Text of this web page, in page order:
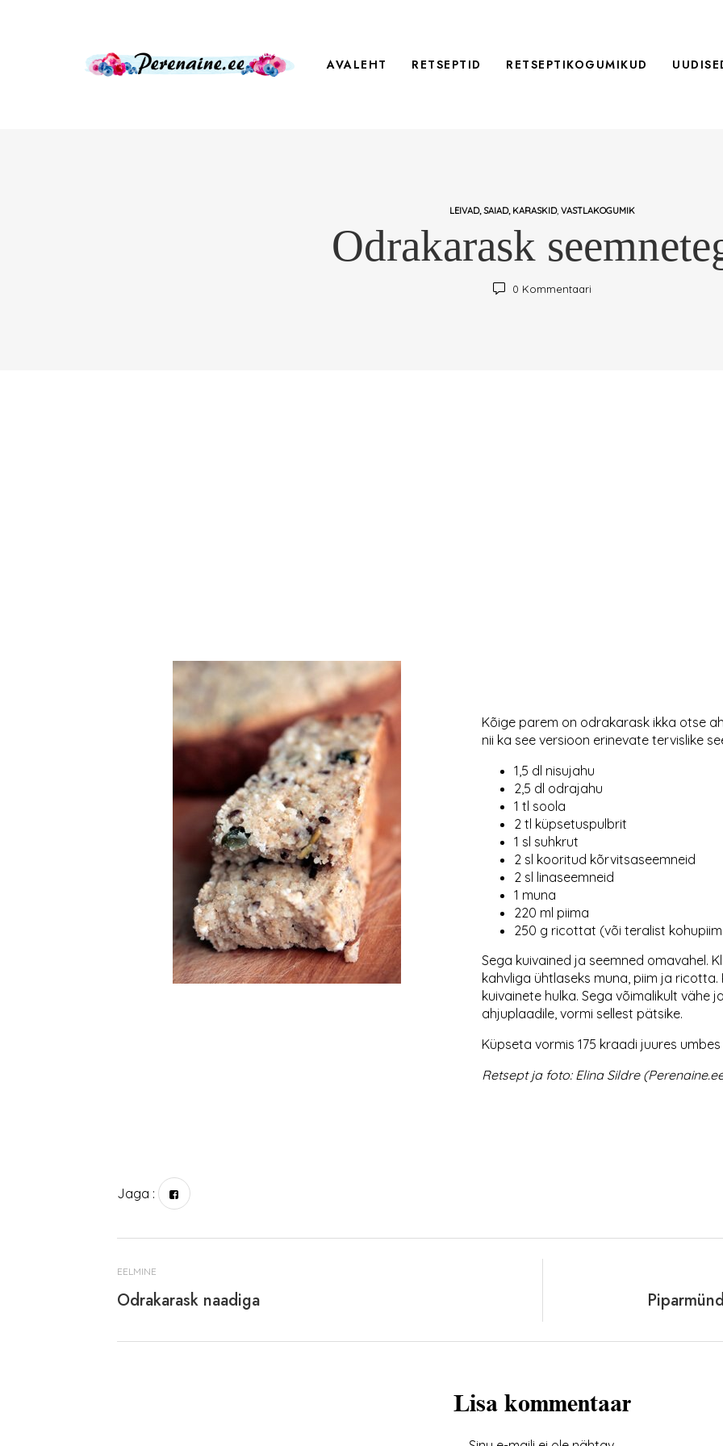
AVALEHT RETSEPTID RETSEPTIKOGUMIKUD
LEIVAD, SAIAD, KARASKID, VASTLAKOGUMIK
Odrakarask
0 Kommentaari
Kõige parem on odrakarask ikka otse
nii ka see versioon erinevate tervislike
1,5 dl nisujahu
2,5 dl odrajahu
1 tl soola
2 tl küpsetuspulbrit
1 sl suhkrut
2 sl kooritud kõrvitsaseemneid
2 sl linaseemneid
1 muna
220 ml piima
250 g ricottat (või teralist
Sega kuivained ja seemned omavahel.
kahvliga ühtlaseks muna, piim ja ricotta.
kuivainete hulka. Sega võimalikult vähe
ahjuplaadile, vormi sellest pätsike.
Küpseta vormis 175 kraadi juures
Retsept ja foto: Elina Sildre
Jaga :
EELMINE
Odrakarask naadiga
Lisa kommentaar